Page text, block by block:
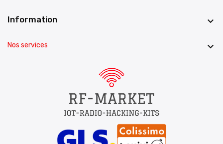
Information 
Nos services 